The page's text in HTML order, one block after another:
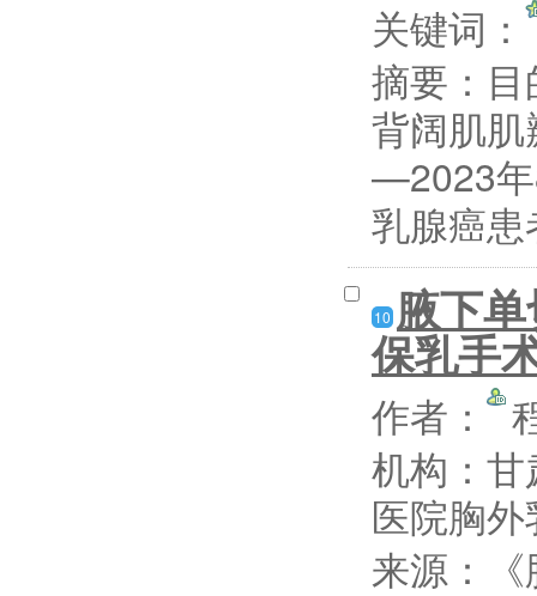
关键词：
摘要：
背阔肌
—2023年
乳腺癌
10 腋下
保乳手
作者：
机构：
医院胸
来源：